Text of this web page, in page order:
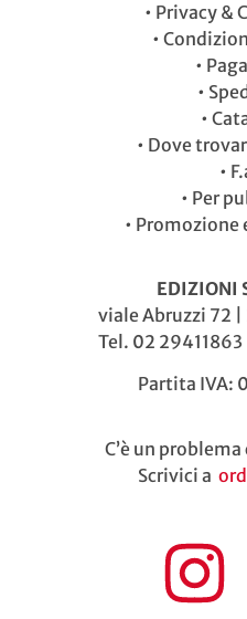
• Privacy &
•
•
•
•
• Dove
•
• Per
• Promozione
EDIZIONI
viale Abruzzi 72 |
Tel. 02 29411863 |
Partita IVA:
C’è un
Scrivici a